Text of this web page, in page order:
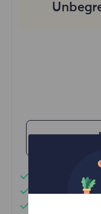
Unbegrenzte
Unbegrenzte